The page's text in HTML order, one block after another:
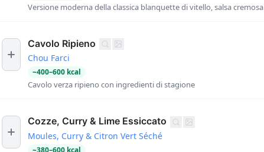
Versione moderna della classica blanquette di vitello, salsa cremosa
Cavolo Ripieno
Chou Farci
~400–600 kcal
Cavolo verza ripieno con ingredienti di stagione
Cozze, Curry & Lime Essiccato
Moules, Curry & Citron Vert Séché
~380–600 kcal